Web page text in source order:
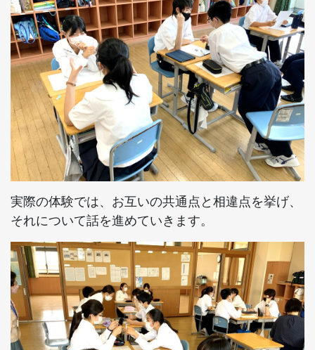
実際の体験では、お互いの共通点と相違点を挙げ、
それについて話を進めていきます。